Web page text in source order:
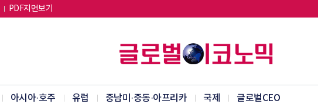
PDF지면보기
아시아·호주 유럽 중남미·중동·아프리카 국제 글로벌CEO